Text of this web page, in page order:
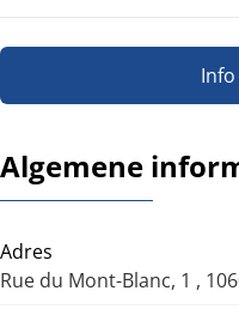
Algemene
Adres
Rue du Mont-Blanc, 1 ,